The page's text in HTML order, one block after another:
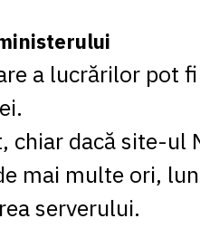
a lucrărilor pot
chiar dacă site-ul
mai multe ori,
serverului.